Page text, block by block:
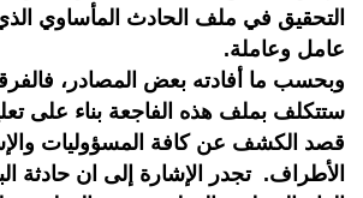
عامل وعاملة.
وبحسب ما أفادته بعض المصادر،
ستتكلف بملف هذه الفاجعة بناء على
قصد الكشف عن كافة المسؤوليات
الأطراف. تجدر الإشارة إلى ان حادثة